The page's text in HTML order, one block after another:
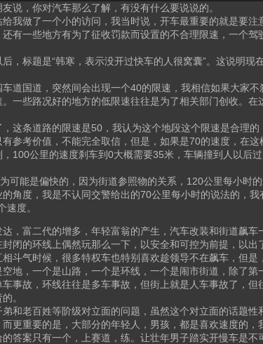
说，你对汽车那么了解，有没有什么要说说的。
我做了一个小的访问，我当时说，开车最重要的就是要
有一些地方有为了征收罚款而设置的不合理限速，一个
，标题是“韩寒，表示没开过快车的人很窝囊”。这说明
道国道，突然间会出现一个40的限速，我相信如果大家
一些路况好的地方的低限速往往是为了相关部门创收。
这条道路的限速是50，我认为这个地段这个限速是合理
参考价值，不能完全取信，但是，如果是70的速度，在
100公里的速度刹车到0大概需要35米，车辆撞到人以后
可能是偏快的，因为街道参照物的关系，120公里每小时
角度，我是不认同交警给出的70公里每小时的说法的，
度。
，富二代的增多，年轻富翁的产生，汽车改装和街道飙
闭的环线上偶然玩那么一下，以安全和可控为前提，以
斗气时候，很多特权车也特别喜欢趁领导不在飙车，但
地，一个是山路，一个是环线，一个是闹市街道，除了
事故，环线往往是多车事故，但街上就是人车事故了，
。
和老百姓等阶级对立面的问题，虽然这个对立面的话题
更重要的是，大部分的年轻人，男孩，都是喜欢速度的
答案只有一个，上赛道，练。让壮年男子踏实开慢车是